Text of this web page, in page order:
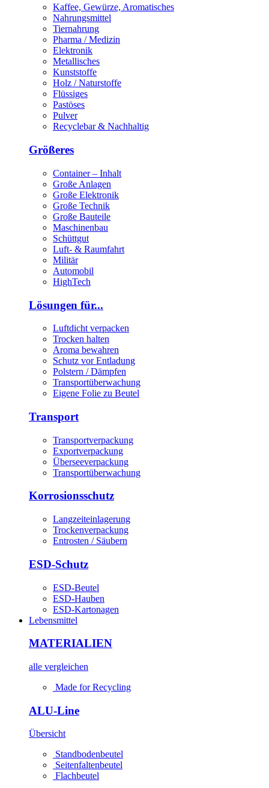
Kaffee, Gewürze, Aromatisches
Nahrungsmittel
Tiernahrung
Pharma / Medizin
Elektronik
Metallisches
Kunststoffe
Holz / Naturstoffe
Flüssiges
Pastöses
Pulver
Recyclebar & Nachhaltig
Größeres
Container – Inhalt
Große Anlagen
Große Elektronik
Große Technik
Große Bauteile
Maschinenbau
Schüttgut
Luft- & Raumfahrt
Militär
Automobil
HighTech
Lösungen für...
Luftdicht verpacken
Trocken halten
Aroma bewahren
Schutz vor Entladung
Polstern / Dämpfen
Transportüberwachung
Eigene Folie zu Beutel
Transport
Transportverpackung
Exportverpackung
Überseeverpackung
Transportüberwachung
Korrosionsschutz
Langzeiteinlagerung
Trockenverpackung
Entrosten / Säubern
ESD-Schutz
ESD-Beutel
ESD-Hauben
ESD-Kartonagen
Lebensmittel
MATERIALIEN
alle vergleichen
Made for Recycling
ALU-Line
Übersicht
Standbodenbeutel
Seitenfaltenbeutel
Flachbeutel